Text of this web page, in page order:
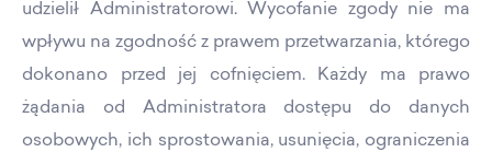
udzielił Administratorowi. Wycofanie zgody nie ma
wpływu na zgodność z prawem przetwarzania, którego
dokonano przed jej cofnięciem. Każdy ma prawo
żądania od Administratora dostępu do danych
osobowych, ich sprostowania, usunięcia, ograniczenia